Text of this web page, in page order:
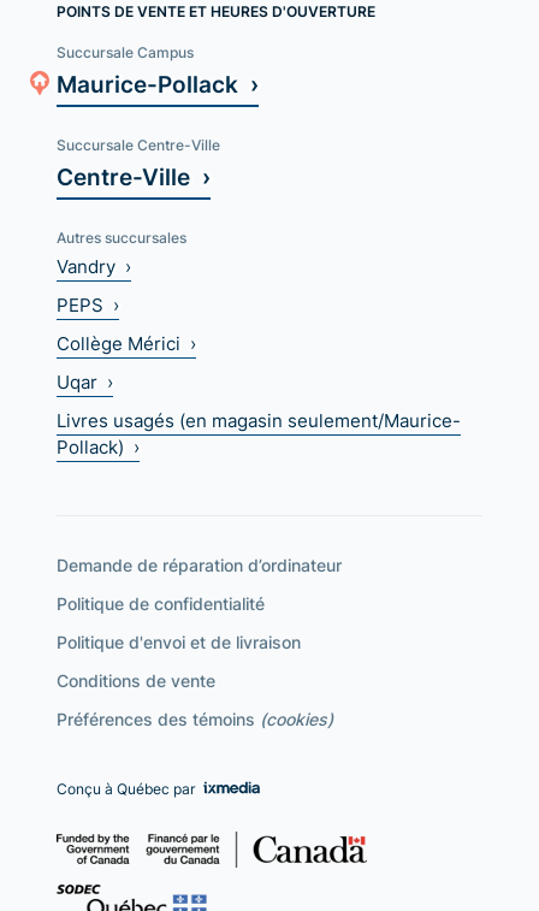
POINTS DE VENTE ET HEURES D'OUVERTURE
Succursale Campus
Maurice-Pollack ›
Succursale Centre-Ville
Centre-Ville ›
Autres succursales
Vandry ›
PEPS ›
Collège Mérici ›
Uqar ›
Livres usagés (en magasin seulement/Maurice-
Pollack) ›
Demande de réparation d’ordinateur
Politique de confidentialité
Politique d'envoi et de livraison
Conditions de vente
Préférences des témoins (cookies)
Conçu à Québec par